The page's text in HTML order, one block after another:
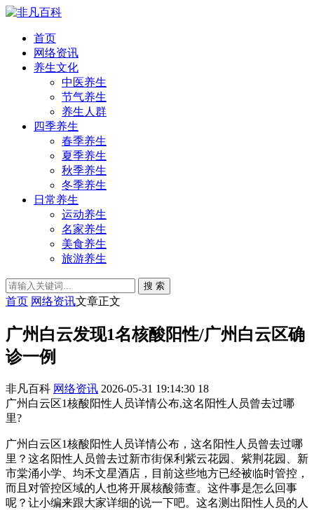
首页
网络资讯
养生文化
中医养生
节气养生
养生人群
四季养生
春季养生
夏季养生
秋季养生
冬季养生
日常养生
运动养生
名家养生
美食养生
旅游养生
搜 索
首页 网络资讯文章正文
广州白云发现1名核酸阳性/广州白云区确
诊一例
非凡百科 网络资讯 2026-05-31 19:14:30 18
广州白云区1核酸阳性人员详情公布,这名阳性人员曾去过哪
里?
广州白云区1核酸阳性人员详情公布，这名阳性人员曾去过哪
里？这名阳性人员曾去过新市街保利紫云花园、紫荆花园、新
市棠涌小学、均禾文星酒店，目前这些地方已经被临时管控，
而且对管控区域的人也将开展核酸筛查。这件事是怎么回事
呢？让小编来跟大家详细的说一下吧。这名测出阳性人员的人